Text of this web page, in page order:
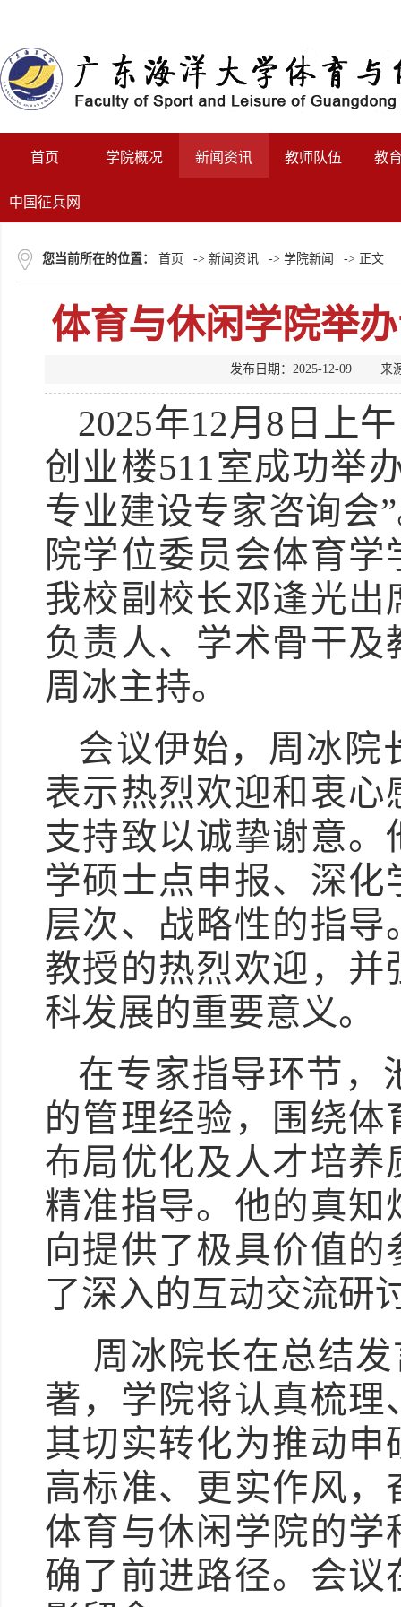
首页 学院概况 新闻资讯 教师队伍 教
中国征兵网
您当前所在的位置： 首页 -> 新闻资讯 -> 学院新闻 -> 正文
体育与休闲学院举
发布日期：2025-12-09 来
2025年12月8日上
创业楼511室成功举
专业建设专家咨询会
院学位委员会体育
我校副校长邓逢光
负责人、学术骨干
周冰主持。
会议伊始，周冰院
表示热烈欢迎和衷
支持致以诚挚谢意
学硕士点申报、深
层次、战略性的指
教授的热烈欢迎，
科发展的重要意义。
在专家指导环节，
的管理经验，围绕
布局优化及人才培
精准指导。他的真
向提供了极具价值
了深入的互动交流研
周冰院长在总结
著，学院将认真梳
其切实转化为推动
高标准、更实作风
体育与休闲学院的
确了前进路径。会